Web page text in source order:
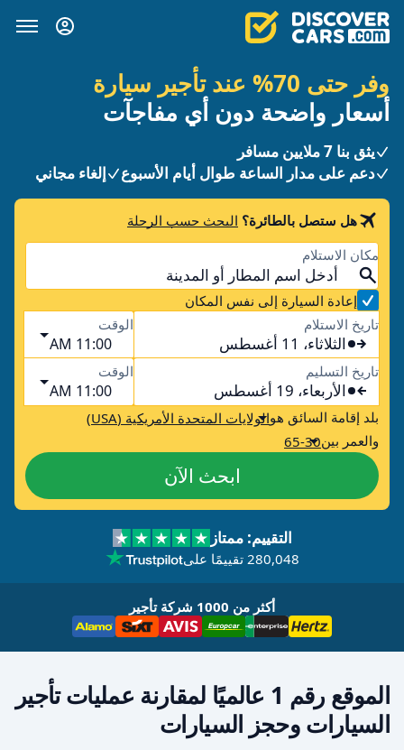
وفر حتى 70% عند تأجير سيارة
أسعار واضحة دون أي مفاجآت
يثق بنا 7 ملايين مسافر
دعم على مدار الساعة طوال أيام الأسبوع
إلغاء مجاني
هل ستصل بالطائرة؟ البحث حسب الرحلة
مكان الاستلام
إعادة السيارة إلى نفس المكان
تاريخ الاستلام
الثلاثاء، 11 أغسطس
الوقت
11:00 AM
تاريخ التسليم
الأربعاء، 19 أغسطس
الوقت
11:00 AM
بلد إقامة السائق هوالولايات المتحدة الأمريكية (USA)
والعمر بين65-30
ابحث الآن
التقييم: ممتاز
280,048 تقييمًا على
أكثر من 1000 شركة تأجير
الموقع رقم 1 عالميًا لمقارنة عمليات تأجير
السيارات وحجز السيارات